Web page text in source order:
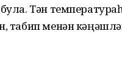
Тән
табип менән